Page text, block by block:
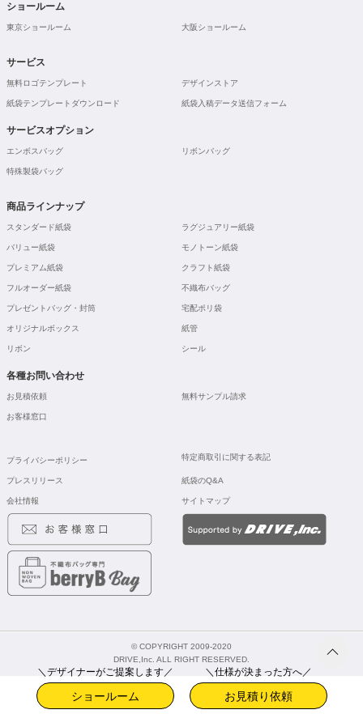
＼デザイナーがご提案します／
ショールーム
＼仕様が決まった方へ／
お見積り依頼
ショールーム
東京ショールーム 大阪ショールーム
サービス
無料ロゴテンプレート デザインストア
紙袋テンプレートダウンロード 紙袋入稿データ送信フォーム
サービスオプション
エンボスバッグ リボンバッグ
特殊製袋バッグ
商品ラインナップ
スタンダード紙袋 ラグジュアリー紙袋
バリュー紙袋 モノトーン紙袋
プレミアム紙袋 クラフト紙袋
フルオーダー紙袋 不織布バッグ
プレゼントバッグ・封筒 宅配ポリ袋
オリジナルボックス 紙管
リボン シール
各種お問い合わせ
お見積依頼 無料サンプル請求
お客様窓口
プライバシーポリシー 特定商取引に関する表記
プレスリリース 紙袋のQ&A
会社情報 サイトマップ
© COPYRIGHT 2009-2020
DRIVE,Inc. ALL RIGHT RESERVED.